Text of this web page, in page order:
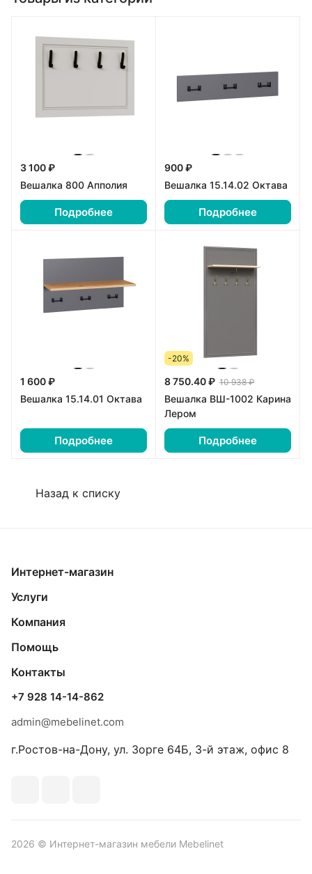
3 100 ₽
Вешалка 800 Апполия
Подробнее
900 ₽
Вешалка 15.14.02 Октава
Подробнее
1 600 ₽
Вешалка 15.14.01 Октава
Подробнее
-20%
8 750.40 ₽ 10 938 ₽
Вешалка ВШ-1002 Карина
Лером
Подробнее
Назад к списку
Интернет-магазин
Услуги
Компания
Помощь
Контакты
+7 928 14-14-862
admin@mebelinet.com
г.Ростов-на-Дону, ул. Зорге 64Б, 3-й этаж, офис 8
2026 © Интернет-магазин мебели Mebelinet